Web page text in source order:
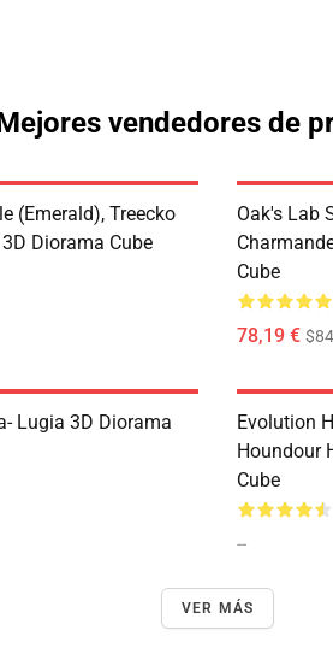
vendedores de
(Emerald), Treecko
Diorama Cube
Oak's Lab
Cube
78,19 €
Lugia 3D Diorama
Evolution
Houndour
Cube
--
VER MÁS